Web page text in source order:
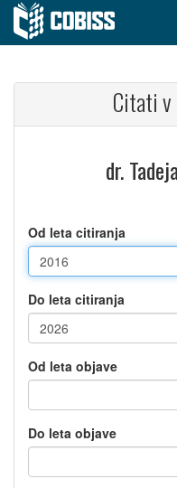
Citati v
dr.
Od leta citiranja
Do leta citiranja
Od leta objave
Do leta objave